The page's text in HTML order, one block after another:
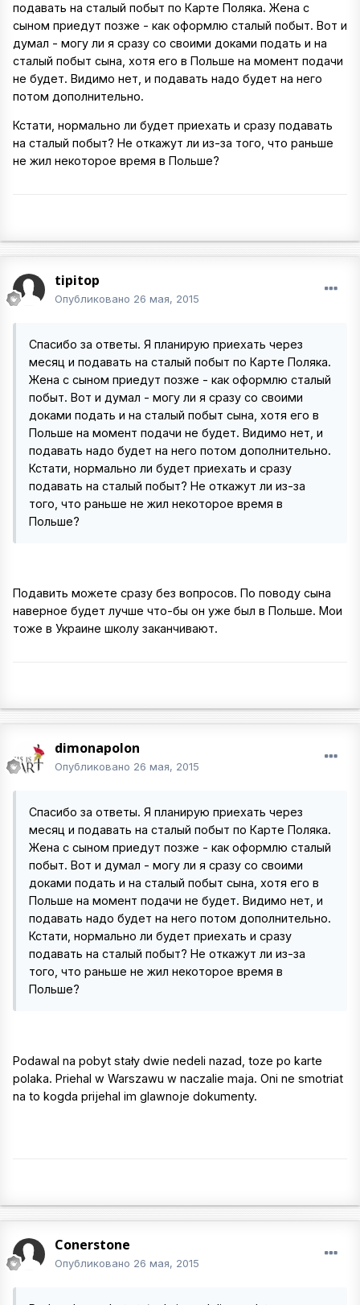
подавать на сталый побыт по Карте Поляка. Жена с
сыном приедут позже - как оформлю сталый побыт. Вот и
думал - могу ли я сразу со своими доками подать и на
сталый побыт сына, хотя его в Польше на момент подачи
не будет. Видимо нет, и подавать надо будет на него
потом дополнительно.
Кстати, нормально ли будет приехать и сразу подавать
на сталый побыт? Не откажут ли из-за того, что раньше
не жил некоторое время в Польше?
tipitop
Опубликовано 26 мая, 2015
Спасибо за ответы. Я планирую приехать через
месяц и подавать на сталый побыт по Карте Поляка.
Жена с сыном приедут позже - как оформлю сталый
побыт. Вот и думал - могу ли я сразу со своими
доками подать и на сталый побыт сына, хотя его в
Польше на момент подачи не будет. Видимо нет, и
подавать надо будет на него потом дополнительно.
Кстати, нормально ли будет приехать и сразу
подавать на сталый побыт? Не откажут ли из-за
того, что раньше не жил некоторое время в
Польше?
Подавить можете сразу без вопросов. По поводу сына
наверное будет лучше что-бы он уже был в Польше. Мои
тоже в Украине школу заканчивают.
dimonapolon
Опубликовано 26 мая, 2015
Спасибо за ответы. Я планирую приехать через
месяц и подавать на сталый побыт по Карте Поляка.
Жена с сыном приедут позже - как оформлю сталый
побыт. Вот и думал - могу ли я сразу со своими
доками подать и на сталый побыт сына, хотя его в
Польше на момент подачи не будет. Видимо нет, и
подавать надо будет на него потом дополнительно.
Кстати, нормально ли будет приехать и сразу
подавать на сталый побыт? Не откажут ли из-за
того, что раньше не жил некоторое время в
Польше?
Podawal na pobyt stały dwie nedeli nazad, toze po karte
polaka. Priehal w Warszawu w naczalie maja. Oni ne smotriat
na to kogda prijehal im glawnoje dokumenty.
Conerstone
Опубликовано 26 мая, 2015